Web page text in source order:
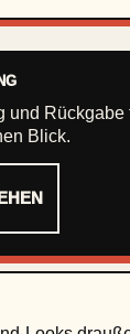
und Rückgabe
Blick.